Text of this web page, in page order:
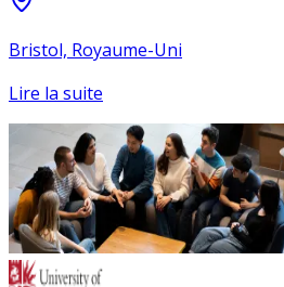
Bristol, Royaume-Uni
Lire la suite